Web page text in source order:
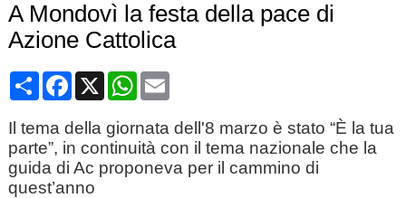
A Mondovì la festa della pace di
Azione Cattolica
CondividiFacebook
X WhatsApp
Email
Il tema della giornata dell'8 marzo è stato “È la tua
parte”, in continuità con il tema nazionale che la
guida di Ac proponeva per il cammino di
quest’anno